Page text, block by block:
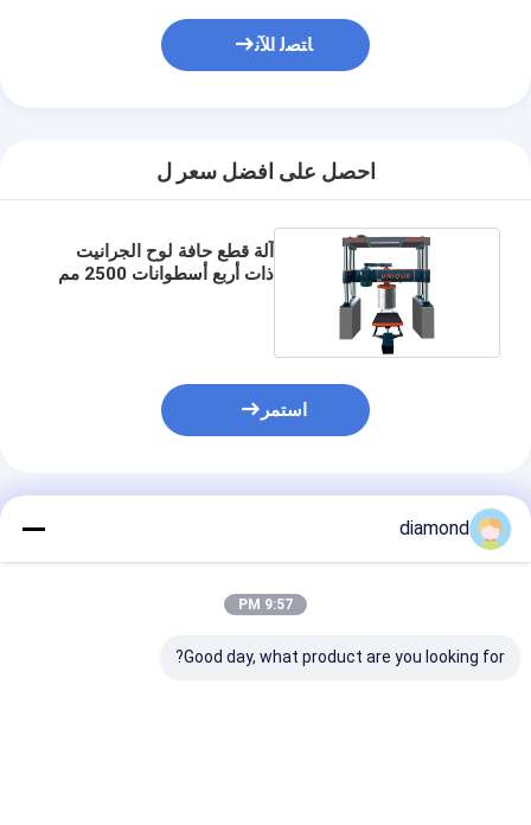
ﺎﺘﺼﻟ ﺍﻶﻧ
احصل على افضل سعر ل
آلة قطع حافة لوح الجرانيت
ذات أربع أسطوانات 2500 مم
استمر
المنتجات الموصى بها
diamond
9:57 PM
Good day, what product are you looking for?